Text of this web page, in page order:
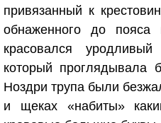
привязанный к
обнаженного до
красовался
который проглядывала
Ноздри трупа были
и щеках «набиты»